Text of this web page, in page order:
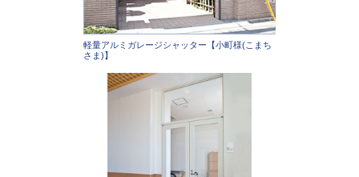
軽量アルミガレージシャッター【小町様(こまち
さま)】